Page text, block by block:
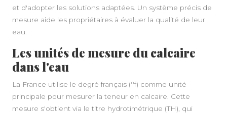
et d'adopter les solutions adaptées. Un système précis de
mesure aide les propriétaires à évaluer la qualité de leur
eau.
Les unités de mesure du calcaire
dans l'eau
La France utilise le degré français (°f) comme unité
principale pour mesurer la teneur en calcaire. Cette
mesure s'obtient via le titre hydrotimétrique (TH), qui
A PROPOS